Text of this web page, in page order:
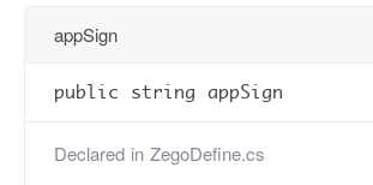
appSign
public string appSign
Declared in ZegoDefine.cs